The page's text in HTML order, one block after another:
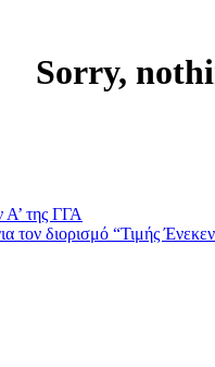
Sorry,
Α’ της ΓΓΑ
τον διορισμό “Τιμής